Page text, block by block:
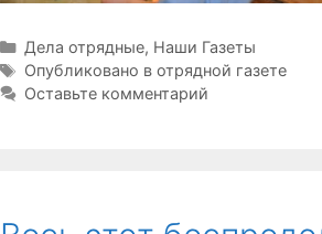
Рубрики
Дела отрядные, Наши Газеты
Метки
Опубликовано в отрядной газете
Оставьте комментарий